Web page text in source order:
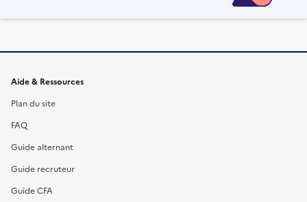
Informations et liens du site
Aide & Ressources
Plan du site
FAQ
Guide alternant
Guide recruteur
Guide CFA